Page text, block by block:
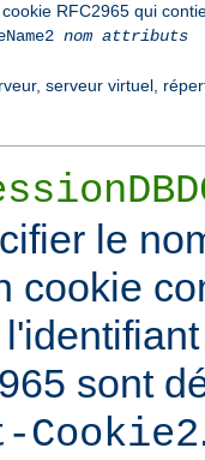
RFC2965 qui
nom attributs
serveur virtuel,
le
cookie
sont
Cookie2